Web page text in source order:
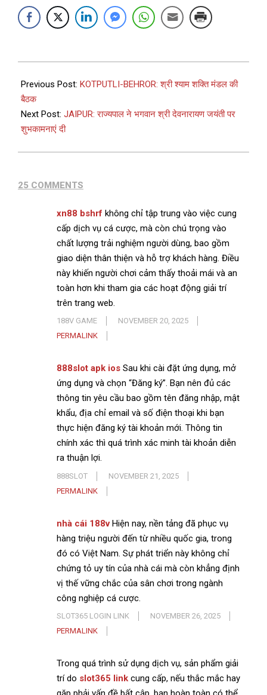
Previous Post: KOTPUTLI-BEHROR: श्री श्याम शक्ति मंडल की
बैठक
Next Post: JAIPUR: राज्यपाल ने भगवान श्री देवनारायण जयंती पर
शुभकामनाएं दी
25 COMMENTS
xn88 bshrf không chỉ tập trung vào việc cung
cấp dịch vụ cá cược, mà còn chú trọng vào
chất lượng trải nghiệm người dùng, bao gồm
giao diện thân thiện và hỗ trợ khách hàng. Điều
này khiến người chơi cảm thấy thoải mái và an
toàn hơn khi tham gia các hoạt động giải trí
trên trang web.
188V GAME
NOVEMBER 20, 2025
PERMALINK
888slot apk ios Sau khi cài đặt ứng dụng, mở
ứng dụng và chọn “Đăng ký”. Bạn nên đủ các
thông tin yêu cầu bao gồm tên đăng nhập, mật
khẩu, địa chỉ email và số điện thoại khi bạn
thực hiện đăng ký tài khoản mới. Thông tin
chính xác thì quá trình xác minh tài khoản diễn
ra thuận lợi.
888SLOT
NOVEMBER 21, 2025
PERMALINK
nhà cái 188vHiện nay, nền tảng đã phục vụ
hàng triệu người đến từ nhiều quốc gia, trong
đó có Việt Nam. Sự phát triển này không chỉ
chứng tỏ uy tín của nhà cái mà còn khẳng định
vị thế vững chắc của sân chơi trong ngành
công nghiệp cá cược.
SLOT365 LOGIN LINK
NOVEMBER 26, 2025
PERMALINK
Trong quá trình sử dụng dịch vụ, sản phẩm giải
trí do slot365 link cung cấp, nếu thắc mắc hay